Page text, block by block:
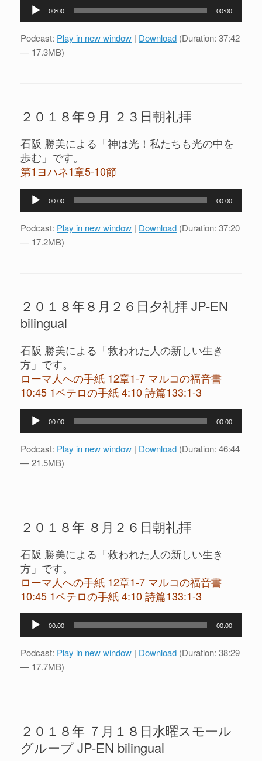
プ
00:00 00:00
Podcast: Play in new window | Download (Duration: 37:42
— 17.3MB)
２０１８年９月 ２３日朝礼拝
石阪 勝美による「神は光！私たちも光の中を
歩む」です。
第1ヨハネ1章5-10節
プ
00:00 00:00
Podcast: Play in new window | Download (Duration: 37:20
— 17.2MB)
２０１８年８月２６日夕礼拝 JP-EN
bilingual
石阪 勝美による「救われた人の新しい生き
方」です。
ローマ人への手紙 12章1-7 マルコの福音書
10:45 1ペテロの手紙 4:10 詩篇133:1-3
プ
00:00 00:00
Podcast: Play in new window | Download (Duration: 46:44
— 21.5MB)
２０１８年 ８月２６日朝礼拝
石阪 勝美による「救われた人の新しい生き
方」です。
ローマ人への手紙 12章1-7 マルコの福音書
10:45 1ペテロの手紙 4:10 詩篇133:1-3
プ
00:00 00:00
Podcast: Play in new window | Download (Duration: 38:29
— 17.7MB)
２０１８年 ７月１８日水曜スモール
グループ JP-EN bilingual